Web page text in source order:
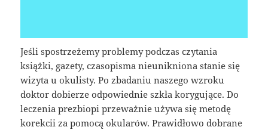
Jeśli spostrzeżemy problemy podczas czytania
książki, gazety, czasopisma nieunikniona stanie się
wizyta u okulisty. Po zbadaniu naszego wzroku
doktor dobierze odpowiednie szkła korygujące. Do
leczenia prezbiopi przeważnie używa się metodę
korekcii za pomocą okularów. Prawidłowo dobrane